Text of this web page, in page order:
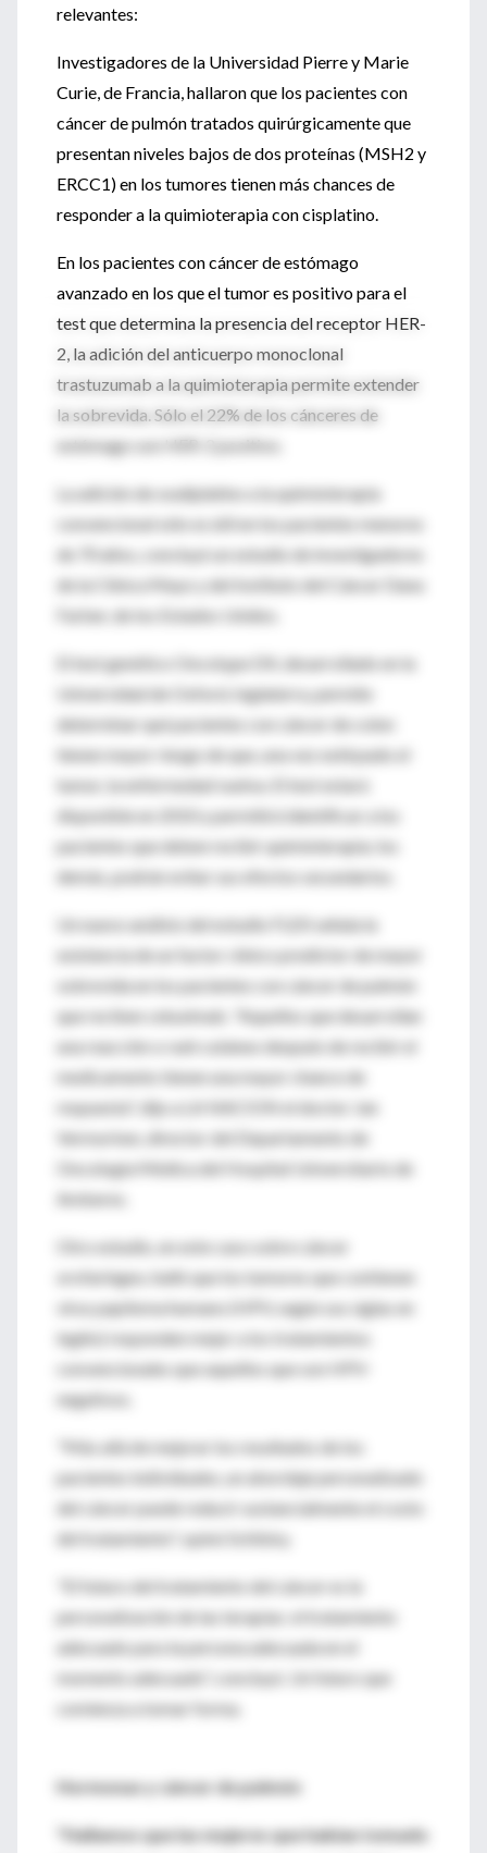
relevantes:
Investigadores de la Universidad Pierre y Marie
Curie, de Francia, hallaron que los pacientes con
cáncer de pulmón tratados quirúrgicamente que
presentan niveles bajos de dos proteínas (MSH2 y
ERCC1) en los tumores tienen más chances de
responder a la quimioterapia con cisplatino.
En los pacientes con cáncer de estómago
avanzado en los que el tumor es positivo para el
test que determina la presencia del receptor HER-
2, la adición del anticuerpo monoclonal
trastuzumab a la quimioterapia permite extender
la sobrevida. Sólo el 22% de los cánceres de
estómago son HER-2 positivo.
La adición de oxaliplatino a la quimioterapia
convencional sólo es útil en los pacientes menores
de 70 años, concluyó un estudio de investigadores
de la Clínica Mayo y del Instituto del Cáncer Dana
Farber, de los Estados Unidos.
El test genético Oncotype DX, desarrollado en la
Universidad de Oxford, Inglaterra, permite
determinar qué pacientes con cáncer de colon
tienen mayor riesgo de que, una vez extirpado el
tumor, la enfermedad vuelva. El test estará
disponible en 2010 y permitirá identificar a los
pacientes que deben recibir quimioterapia; los
demás, podrán evitar sus efectos secundarios.
Un nuevo análisis del estudio FLEX señala la
existencia de un factor clínico predictor de mayor
sobrevida en los pacientes con cáncer de pulmón
que reciben cetuximab. "Aquellos que desarrollan
una reacción o rash cutáneo después de recibir el
medicamento tienen una mayor chance de
respuesta", dijo a LA NACION el doctor Jan
Vermorken, director del Departamento de
Oncología Médica del Hospital Universitario de
Amberes.
Otro estudio, en este caso sobre cáncer
orofaríngeo, halló que los tumores que contienen
virus papiloma humano (HPV, según sus siglas en
inglés) responden mejor a los tratamientos
convencionales que aquellos que son HPV-
negativos.
"Más allá de mejorar los resultados de los
pacientes individuales, un abordaje personalizado
del cáncer puede reducir sustancialmente el costo
del tratamiento", opinó Schilsky.
"El futuro del tratamiento del cáncer es la
personalización de las terapias: el tratamiento
adecuado para la persona adecuada en el
momento adecuado", concluyó. Un futuro que
comienza a tomar forma.
Hormonas y cáncer de pulmón
"Hallamos que las mujeres que habían tomado